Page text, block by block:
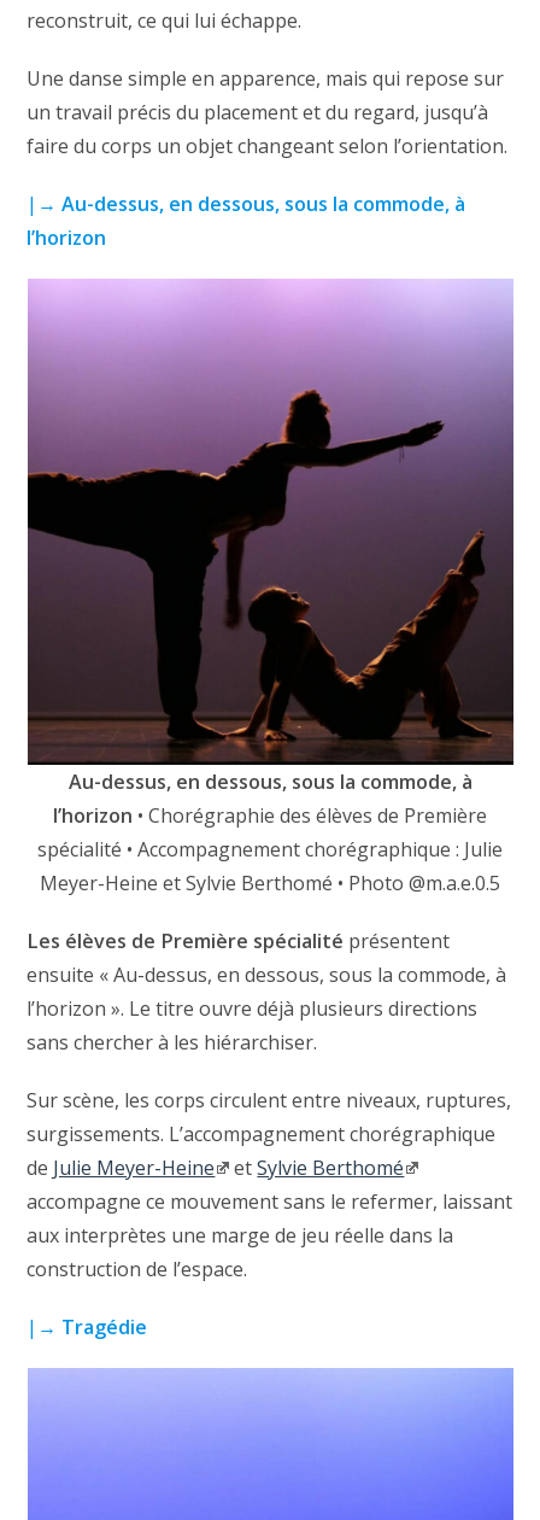
reconstruit, ce qui lui échappe.
Une danse simple en apparence, mais qui repose sur
un travail précis du placement et du regard, jusqu’à
faire du corps un objet changeant selon l’orientation.
|→Au-dessus, en dessous, sous la commode, à
l’horizon
Au-dessus, en dessous, sous la commode, à
l’horizon • Chorégraphie des élèves de Première
spécialité • Accompagnement chorégraphique : Julie
Meyer-Heine et Sylvie Berthomé • Photo @m.a.e.0.5
Les élèves de Première spécialité présentent
ensuite « Au-dessus, en dessous, sous la commode, à
l’horizon ». Le titre ouvre déjà plusieurs directions
sans chercher à les hiérarchiser.
Sur scène, les corps circulent entre niveaux, ruptures,
surgissements. L’accompagnement chorégraphique
de Julie Meyer-Heine etSylvie Berthomé
accompagne ce mouvement sans le refermer, laissant
aux interprètes une marge de jeu réelle dans la
construction de l’espace.
|→ Tragédie